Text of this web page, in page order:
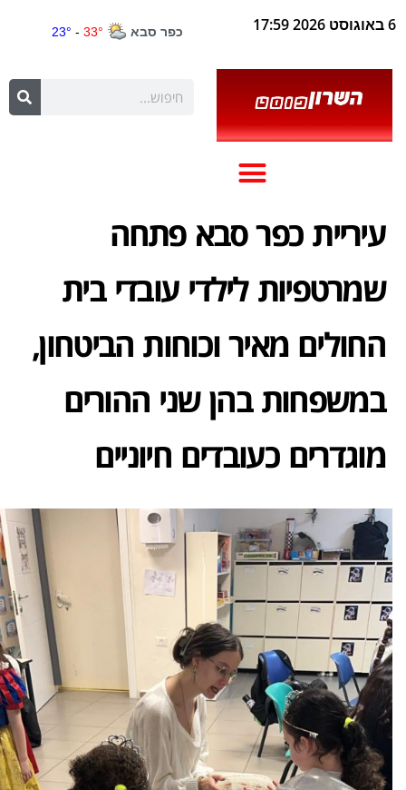
6 באוגוסט 2026 17:59
עיריית כפר סבא פתחה
שמרטפיות לילדי עובדי בית
החולים מאיר וכוחות הביטחון,
במשפחות בהן שני ההורים
מוגדרים כעובדים חיוניים